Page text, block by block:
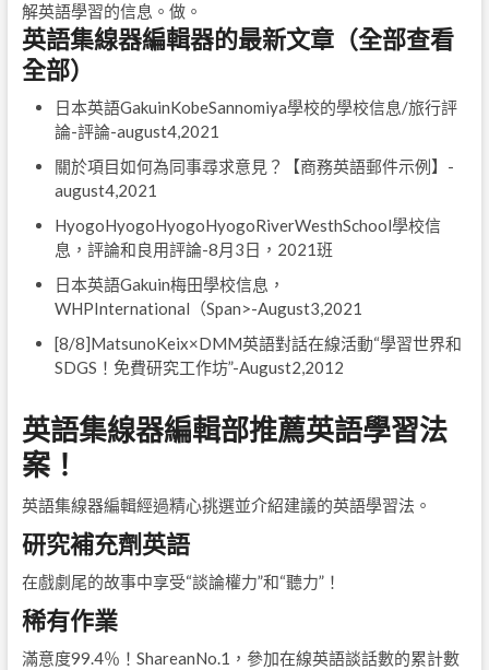
解英語學習的信息。做。
英語集線器編輯器的最新文章（全部查看
全部）
日本英語GakuinKobeSannomiya學校的學校信息/旅行評
論-評論-august4,2021
關於項目如何為同事尋求意見？【商務英語郵件示例】 -
august4,2021
HyogoHyogoHyogoHyogoRiverWesthSchool學校信
息，評論和良用評論-8月3日，2021班
日本英語Gakuin梅田學校信息，
WHPInternational（Span>-August3,2021
[8/8]MatsunoKeix×DMM英語對話在線活動“學習世界和
SDGS！免費研究工作坊”-August2,2012
英語集線器編輯部推薦英語學習法
案！
英語集線器編輯經過精心挑選並介紹建議的英語學習法。
研究補充劑英語
在戲劇尾的故事中享受“談論權力”和“聽力”！
稀有作業
滿意度99.4％！ShareanNo.1，參加在線英語談話數的累計數